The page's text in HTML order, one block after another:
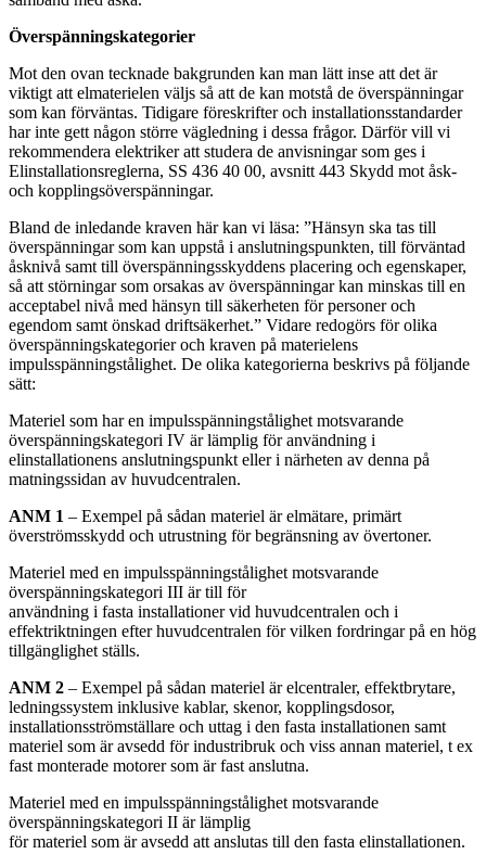
Överspänningskategorier
Mot den ovan tecknade bakgrunden kan man lätt inse att det är
viktigt att elmaterielen väljs så att de kan motstå de överspänningar
som kan förväntas. Tidigare föreskrifter och installationsstandarder
har inte gett någon större vägledning i dessa frågor. Därför vill vi
rekommendera elektriker att studera de anvisningar som ges i
Elinstallationsreglerna, SS 436 40 00, avsnitt 443 Skydd mot åsk-
och kopplingsöverspänningar.
Bland de inledande kraven här kan vi läsa: ”Hänsyn ska tas till
överspänningar som kan uppstå i anslutningspunkten, till förväntad
åsknivå samt till överspänningsskyddens placering och egenskaper,
så att störningar som orsakas av överspänningar kan minskas till en
acceptabel nivå med hänsyn till säkerheten för personer och
egendom samt önskad driftsäkerhet.” Vidare redogörs för olika
överspänningskategorier och kraven på materielens
impulsspänningstålighet. De olika kategorierna beskrivs på följande
sätt:
Materiel som har en impulsspänningstålighet motsvarande
överspänningskategori IV är lämplig för användning i
elinstallationens anslutningspunkt eller i närheten av denna på
matningssidan av huvudcentralen.
ANM 1 – Exempel på sådan materiel är elmätare, primärt
överströmsskydd och utrustning för begränsning av övertoner.
Materiel med en impulsspänningstålighet motsvarande
överspänningskategori III är till för
användning i fasta installationer vid huvudcentralen och i
effektriktningen efter huvudcentralen för vilken fordringar på en hög
tillgänglighet ställs.
ANM 2 – Exempel på sådan materiel är elcentraler, effektbrytare,
ledningssystem inklusive kablar, skenor, kopplingsdosor,
installationsströmställare och uttag i den fasta installationen samt
materiel som är avsedd för industribruk och viss annan materiel, t ex
fast monterade motorer som är fast anslutna.
Materiel med en impulsspänningstålighet motsvarande
överspänningskategori II är lämplig
för materiel som är avsedd att anslutas till den fasta elinstallationen.